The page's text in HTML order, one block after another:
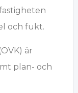
och fukt.
är
plan- och